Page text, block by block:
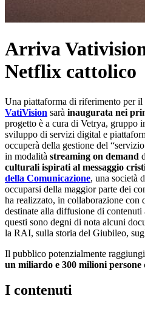
Arriva
Netflix cattolico
Una piattaforma di riferimento per il
VatiVision sarà inaugurata nei
progetto è a cura di Vetrya, gruppo
sviluppo di servizi digital e
occuperà della gestione del
in modalità streaming on demand
culturali ispirati al messaggio
della Comunicazione, una società
occuparsi della maggior parte dei
ha realizzato, in collaborazione
destinate alla diffusione di
questi sono degni di nota alcuni
la RAI, sulla storia del Giubileo,
Il pubblico potenzialmente
un miliardo e 300 milioni persone
I contenuti